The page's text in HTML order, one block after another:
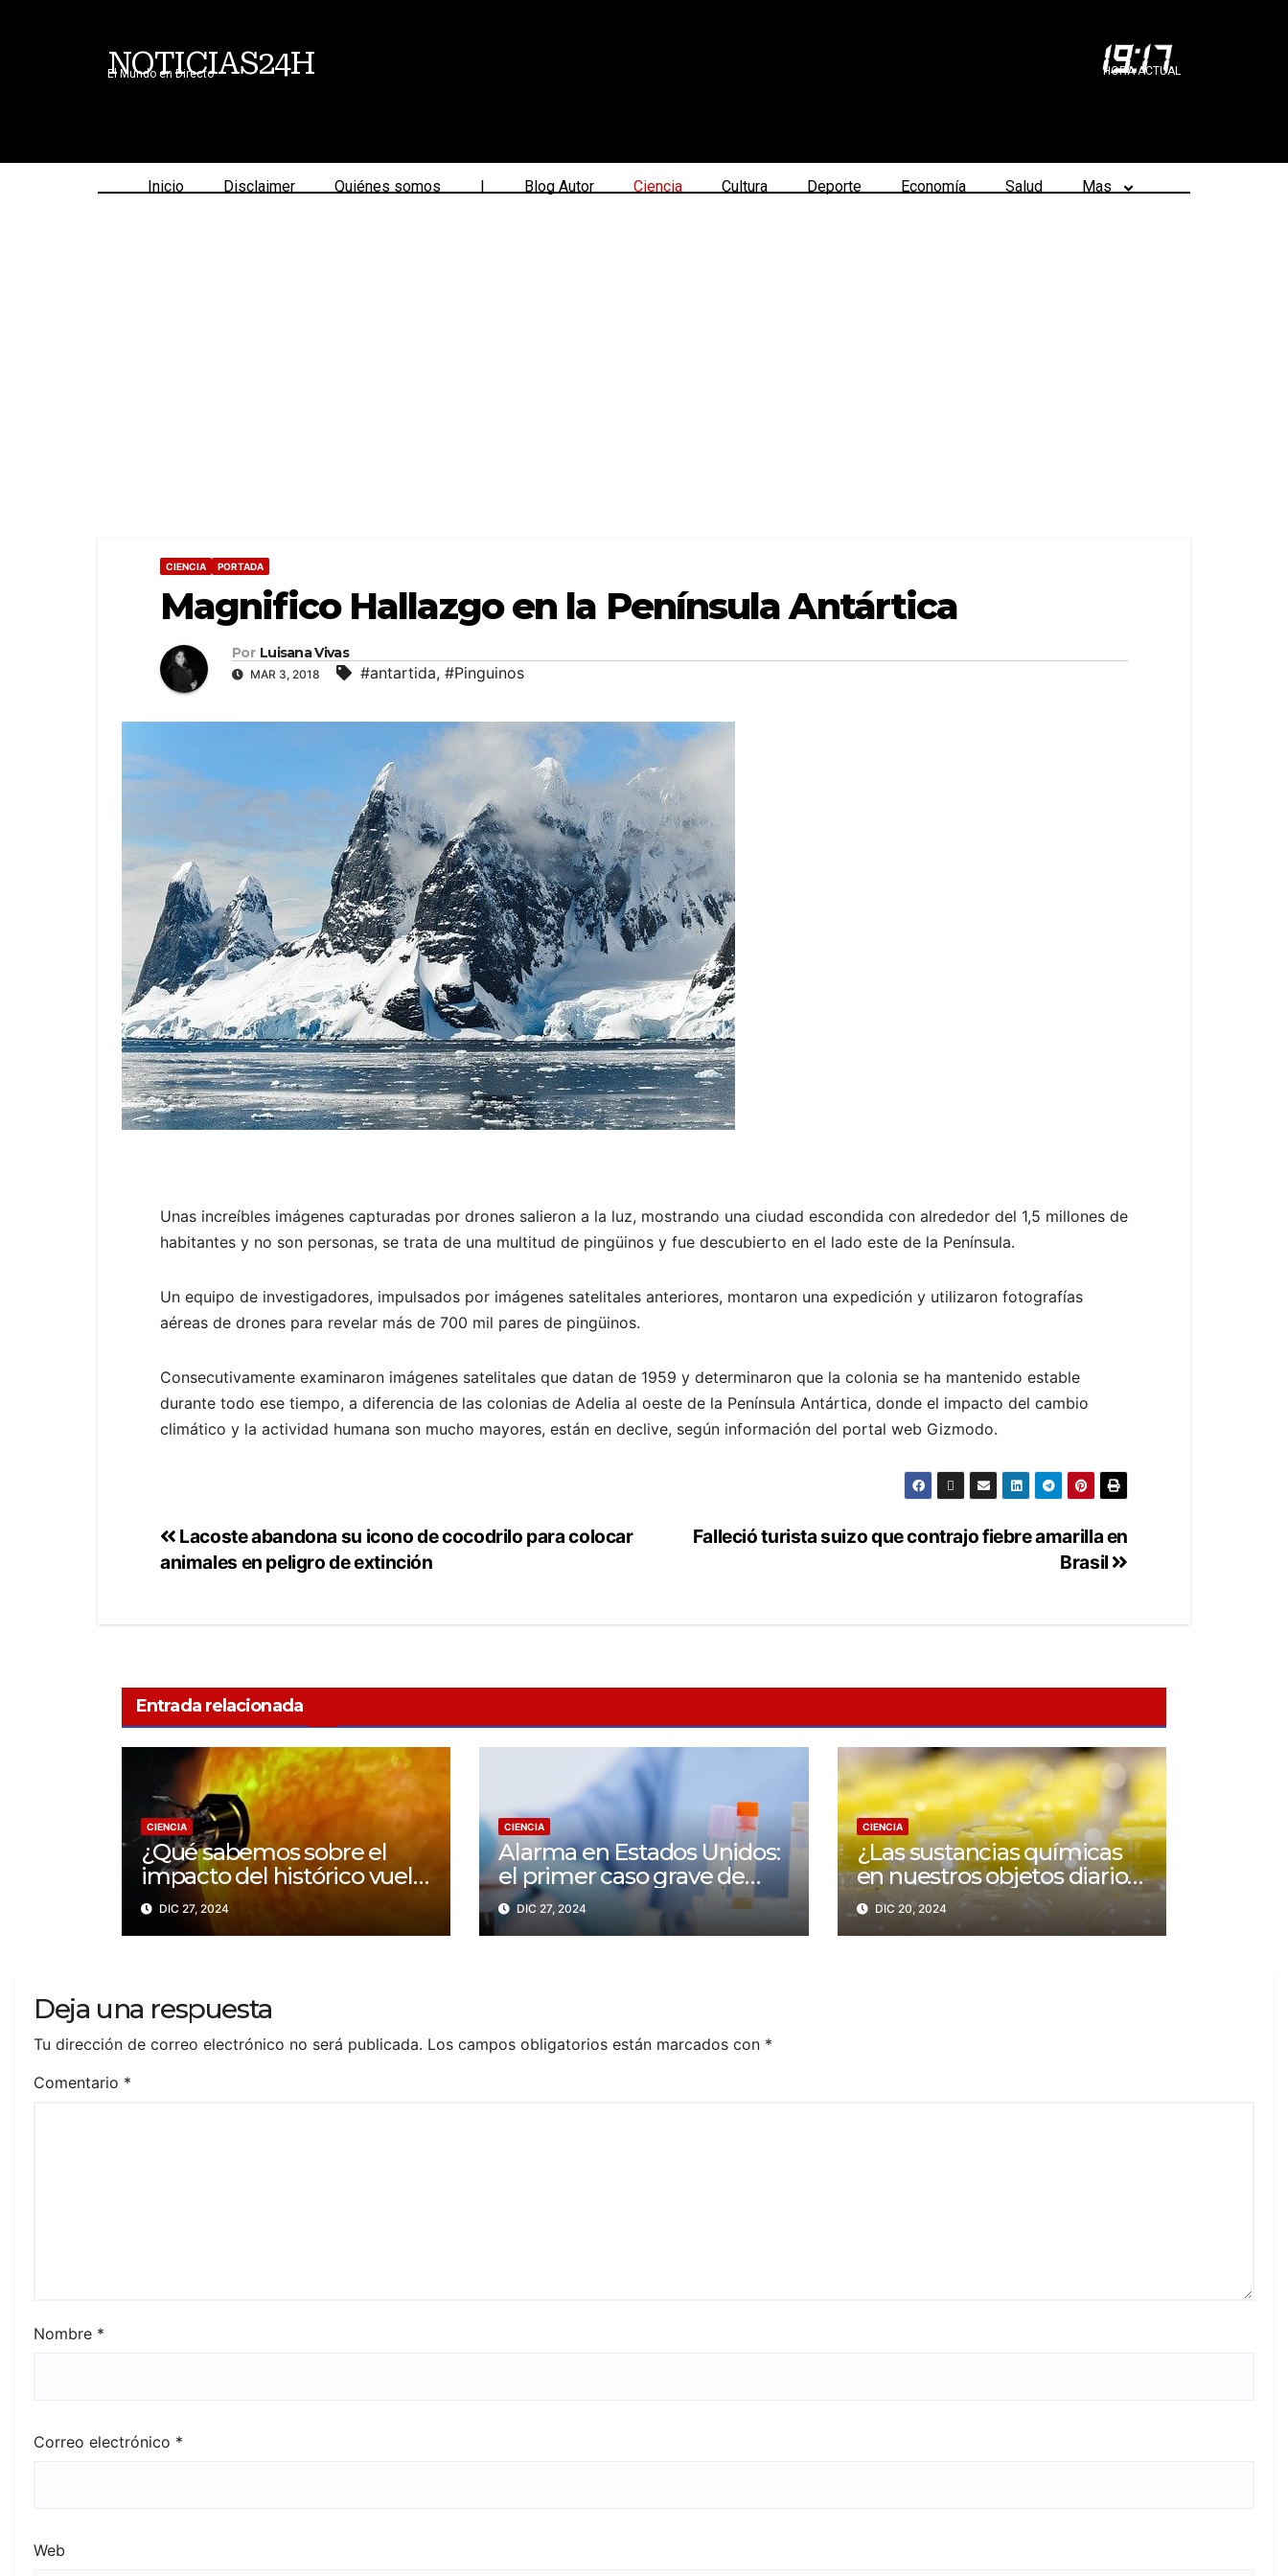
NOTICIAS24H
El Mundo en Directo 19:17
HORA ACTUAL
Inicio Disclaimer Quiénes somos | Blog Autor Ciencia Cultura Deporte Economía Salud Mas
CIENCIA PORTADA
Magnifico Hallazgo en la Península Antártica
Por Luisana Vivas
MAR 3, 2018 #antartida, #Pinguinos
Unas increíbles imágenes capturadas por drones salieron a la luz, mostrando una ciudad escondida con alrededor del 1,5 millones de
habitantes y no son personas, se trata de una multitud de pingüinos y fue descubierto en el lado este de la Península.
Un equipo de investigadores, impulsados ​​por imágenes satelitales anteriores, montaron una expedición y utilizaron fotografías
aéreas de drones para revelar más de 700 mil pares de pingüinos.
Consecutivamente examinaron imágenes satelitales que datan de 1959 y determinaron que la colonia se ha mantenido estable
durante todo ese tiempo, a diferencia de las colonias de Adelia al oeste de la Península Antártica, donde el impacto del cambio
climático y la actividad humana son mucho mayores, están en declive, según información del portal web Gizmodo.
Falleció turista suizo que contrajo fiebre amarilla en
Brasil
Lacoste abandona su icono de cocodrilo para colocar
animales en peligro de extinción
Entrada relacionada
CIENCIA
¿Qué sabemos sobre el
impacto del histórico vuelo
de la Parker Solar Probe?
DIC 27, 2024
CIENCIA
Alarma en Estados Unidos:
el primer caso grave de
gripe aviar muestra una
peligrosa mutación
DIC 27, 2024
CIENCIA
¿Las sustancias químicas
en nuestros objetos diarios
están detrás de cientos de
miles de muertes y
DIC 20, 2024
Deja una respuesta
Tu dirección de correo electrónico no será publicada. Los campos obligatorios están marcados con *
Comentario *
Nombre *
Correo electrónico *
Web